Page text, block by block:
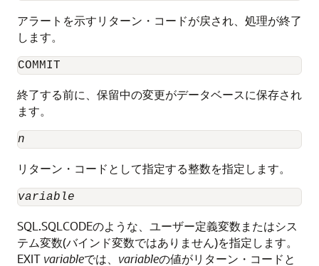
アラートを示すリターン・コードが戻され、処理が終了
します。
COMMIT
終了する前に、保留中の変更がデータベースに保存され
ます。
n
リターン・コードとして指定する整数を指定します。
variable
SQL.SQLCODEのような、ユーザー定義変数またはシス
テム変数(バインド変数ではありません)を指定します。
EXIT variableでは、 variableの値がリターン・コードと